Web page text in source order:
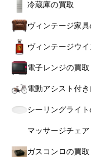
冷蔵庫の買取
ヴィンテージ家具
ヴィンテージウ
電子レンジの買取
電動アシスト付
シーリングライト
マッサージチェ
ガスコンロの買取